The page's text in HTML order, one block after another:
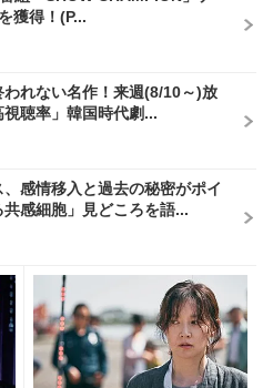
獲得！(P...
れない名作！来週(8/10～)放
聴率」韓国時代劇...
感情移入と過去の秘密がポイ
共感細胞」見どころを語...